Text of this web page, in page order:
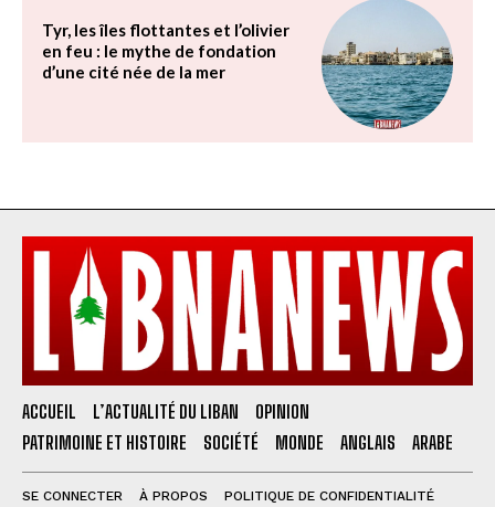
Tyr, les îles flottantes et l’olivier
en feu : le mythe de fondation
d’une cité née de la mer
ACCUEIL L’ACTUALITÉ DU LIBAN
OPINION
PATRIMOINE ET HISTOIRE
SOCIÉTÉ MONDE ANGLAIS ARABE
SE CONNECTER À PROPOS
POLITIQUE DE CONFIDENTIALITÉ